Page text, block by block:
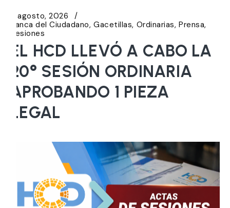
6 agosto, 2026
Banca del Ciudadano Gacetillas Ordinarias Prensa
Sesiones
EL HCD LLEVÓ A CABO LA
20° SESIÓN ORDINARIA
APROBANDO 1 PIEZA
LEGAL